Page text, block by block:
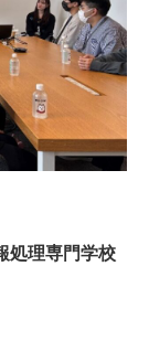
処理専門学校